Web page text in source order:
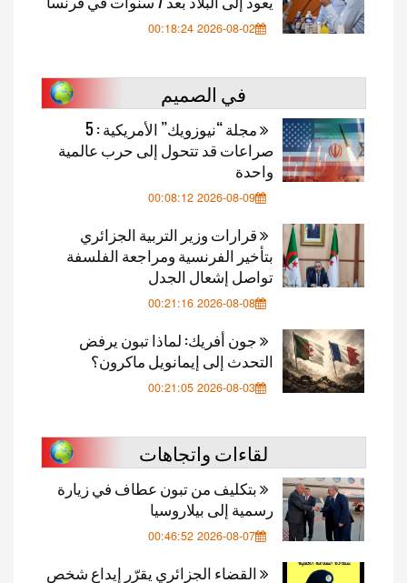
2026-08-02 00:18:24
في الصميم
مجلة “نيوزويك” الأمريكية : 5
صراعات قد تتحول إلى حرب عالمية
واحدة
2026-08-09 00:08:12
قرارات وزير التربية الجزائري
بتأخير الفرنسية ومراجعة الفلسفة
تواصل إشعال الجدل
2026-08-08 00:21:16
جون أفريك: لماذا تبون يرفض
التحدث إلى إيمانويل ماكرون؟
2026-08-03 00:21:05
لقاءات واتجاهات
بتكليف من تبون عطاف في زيارة
رسمية إلى بيلاروسيا
2026-08-07 00:46:52
القضاء الجزائري يقرّر إيداع شخص